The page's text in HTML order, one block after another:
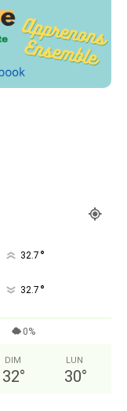
32.7 °
32.7 °
0%
DIM
32°
LUN
30°